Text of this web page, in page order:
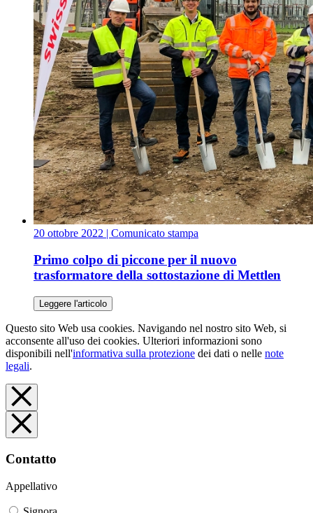
20 ottobre 2022 | Comunicato stampa
Primo colpo di piccone per il nuovo
trasformatore della sottostazione di Mettlen
Leggere l'articolo
Questo sito Web usa cookies. Navigando nel nostro sito Web, si
acconsente all'uso dei cookies. Ulteriori informazioni sono
disponibili nell'informativa sulla protezione dei dati o nelle note
legali.
Contatto
Appellativo